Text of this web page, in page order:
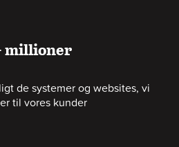
millioner
de systemer og websites, vi
til vores kunder